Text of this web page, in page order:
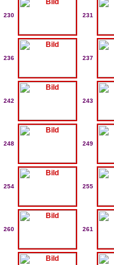
230 231
236 237
242 243
248 249
254 255
260 261